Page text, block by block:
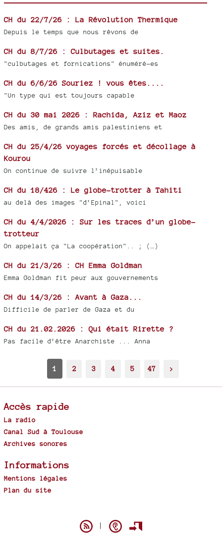
CH du 22/7/26 : La Révolution Thermique
Depuis le temps que nous rêvons de
CH du 8/7/26 : Culbutages et suites.
"culbutages et fornications" énuméré-es
CH du 6/6/26 Souriez ! vous êtes....
"Un type qui est toujours capable
CH du 30 mai 2026 : Rachida, Aziz et Maoz
Des amis, de grands amis palestiniens et
CH du 25/4/26 voyages forcés et décollage à
Kourou
On continue de suivre l’inépuisable
CH du 18/426 : Le globe-trotter à Tahiti
au delà des images "d’Epinal", voici
CH du 4/4/2026 : Sur les traces d’un globe-
trotteur
On appelait ça "La coopération".. ; (…)
CH du 21/3/26 : CH Emma Goldman
Emma Goldman fit peur aux gouvernements
CH du 14/3/26 : Avant à Gaza...
Difficile de parler de Gaza et du
CH du 21.02.2026 : Qui était Rirette ?
Pas facile d’être Anarchiste ... Anna
1 2 3 4 5 47 >
Accès rapide
La radio
Canal Sud à Toulouse
Archives sonores
Informations
Mentions légales
Plan du site
|